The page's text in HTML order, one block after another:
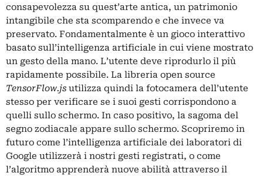
consapevolezza su quest’arte antica, un patrimonio
intangibile che sta scomparendo e che invece va
preservato. Fondamentalmente è un gioco interattivo
basato sull’intelligenza artificiale in cui viene mostrato
un gesto della mano. L’utente deve riprodurlo il più
rapidamente possibile. La libreria open source
TensorFlow.js utilizza quindi la fotocamera dell’utente
stesso per verificare se i suoi gesti corrispondono a
quelli sullo schermo. In caso positivo, la sagoma del
segno zodiacale appare sullo schermo. Scopriremo in
futuro come l’intelligenza artificiale dei laboratori di
Google utilizzerà i nostri gesti registrati, o come
l’algoritmo apprenderà nuove abilità attraverso il